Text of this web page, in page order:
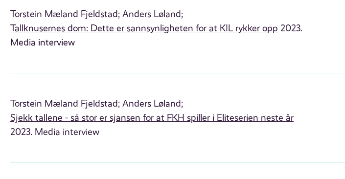
Torstein Mæland Fjeldstad; Anders Løland;
Tallknusernes dom: Dette er sannsynligheten for at KIL rykker opp 2023.
Media interview
Torstein Mæland Fjeldstad; Anders Løland;
Sjekk tallene - så stor er sjansen for at FKH spiller i Eliteserien neste år
2023. Media interview